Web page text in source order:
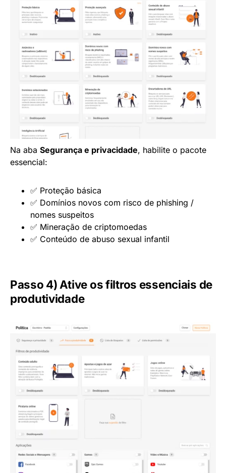
Na aba Segurança e privacidade, habilite o pacote
essencial:
✅ Proteção básica
✅ Domínios novos com risco de phishing /
nomes suspeitos
✅ Mineração de criptomoedas
✅ Conteúdo de abuso sexual infantil
Passo 4) Ative os filtros essenciais de
produtividade